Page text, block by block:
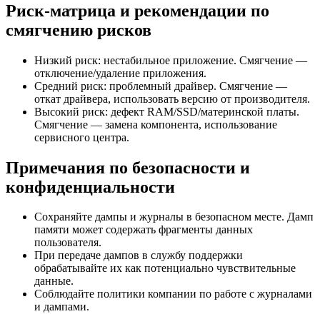
Риск-матрица и рекомендации по
смягчению рисков
Низкий риск: нестабильное приложение. Смягчение —
отключение/удаление приложения.
Средний риск: проблемный драйвер. Смягчение —
откат драйвера, использовать версию от производителя.
Высокий риск: дефект RAM/SSD/материнской платы.
Смягчение — замена компонента, использование
сервисного центра.
Примечания по безопасности и
конфиденциальности
Сохраняйте дампы и журналы в безопасном месте. Дамп
памяти может содержать фрагменты данных
пользователя.
При передаче дампов в службу поддержки
обрабатывайте их как потенциально чувствительные
данные.
Соблюдайте политики компании по работе с журналами
и дампами.